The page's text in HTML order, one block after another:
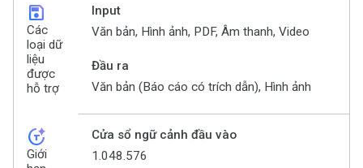
save
Các
loại dữ
liệu
được
hỗ trợ
Input
Văn bản, Hình ảnh, PDF, Âm thanh, Video
Đầu ra
Văn bản (Báo cáo có trích dẫn), Hình ảnh
token_auto
Giới
Cửa sổ ngữ cảnh đầu vào
1.048.576